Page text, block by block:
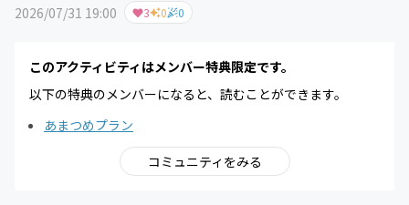
2026/07/31 19:00 3 0 0
このアクティビティはメンバー特典限定です。
以下の特典のメンバーになると、読むことができます。
あまつめプラン
コミュニティをみる